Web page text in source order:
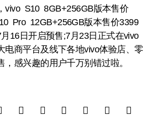
S10 8GB+256GB版本售价
Pro 12GB+256GB版本售价3399
16日开启预售;7月23日正式在vivo
电商平台及线下各地vivo体验店、零
，感兴趣的用户千万别错过啦。